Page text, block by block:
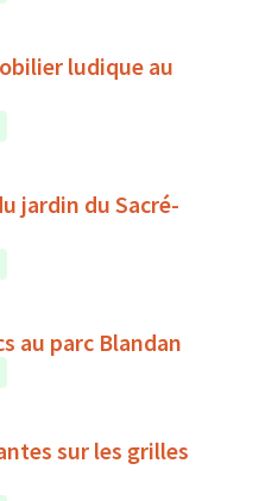
ludique au
jardin du Sacré-
au parc Blandan
sur les grilles